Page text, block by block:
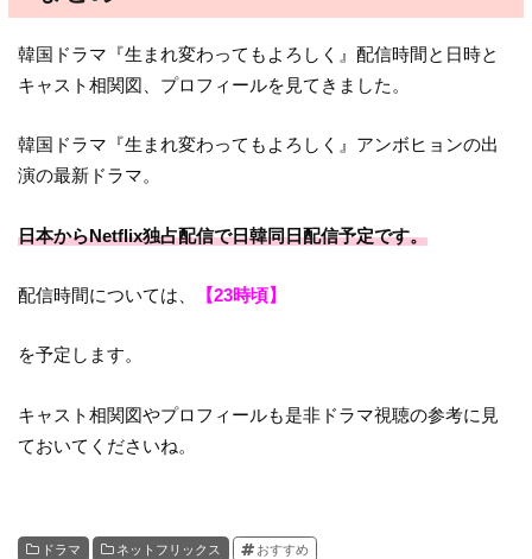
韓国ドラマ『生まれ変わってもよろしく』配信時間と日時と
キャスト相関図、プロフィールを見てきました。
韓国ドラマ『生まれ変わってもよろしく』アンボヒョンの出
演の最新ドラマ。
日本からNetflix独占配信で日韓同日配信予定です。
配信時間については、 【23時頃】
を予定します。
キャスト相関図やプロフィールも是非ドラマ視聴の参考に見
ておいてくださいね。
ドラマ ネットフリックス おすすめ